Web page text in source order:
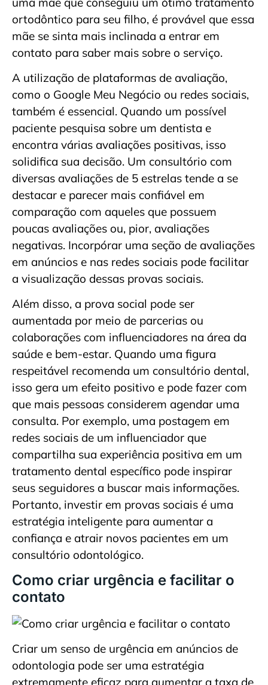
ortodôntico para seu filho, é provável que essa
mãe se sinta mais inclinada a entrar em
contato para saber mais sobre o serviço.
A utilização de plataformas de avaliação,
como o Google Meu Negócio ou redes sociais,
também é essencial. Quando um possível
paciente pesquisa sobre um dentista e
encontra várias avaliações positivas, isso
solidifica sua decisão. Um consultório com
diversas avaliações de 5 estrelas tende a se
destacar e parecer mais confiável em
comparação com aqueles que possuem
poucas avaliações ou, pior, avaliações
negativas. Incorpórar uma seção de avaliações
em anúncios e nas redes sociais pode facilitar
a visualização dessas provas sociais.
Além disso, a prova social pode ser
aumentada por meio de parcerias ou
colaborações com influenciadores na área da
saúde e bem-estar. Quando uma figura
respeitável recomenda um consultório dental,
isso gera um efeito positivo e pode fazer com
que mais pessoas considerem agendar uma
consulta. Por exemplo, uma postagem em
redes sociais de um influenciador que
compartilha sua experiência positiva em um
tratamento dental específico pode inspirar
seus seguidores a buscar mais informações.
Portanto, investir em provas sociais é uma
estratégia inteligente para aumentar a
confiança e atrair novos pacientes em um
consultório odontológico.
Como criar urgência e facilitar o
contato
Criar um senso de urgência em anúncios de
odontologia pode ser uma estratégia
extremamente eficaz para aumentar a taxa de